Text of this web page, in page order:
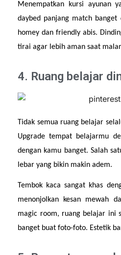
Menempatkan kursi ayunan
daybed panjang match banget
homey dan friendly abis.
tirai agar lebih aman saat
4. Ruang belajar
Tidak semua ruang belajar
Upgrade tempat belajarmu
dengan kamu banget. Salah
lebar yang bikin makin adem.
Tembok kaca sangat khas
menonjolkan kesan mewah
magic room, ruang belajar ini
banget buat foto-foto. Estetik